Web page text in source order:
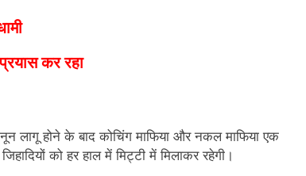
कर रहा
लागू होने के बाद कोचिंग माफिया और नकल माफिया एक
को हर हाल में मिट्टी में मिलाकर रहेगी।